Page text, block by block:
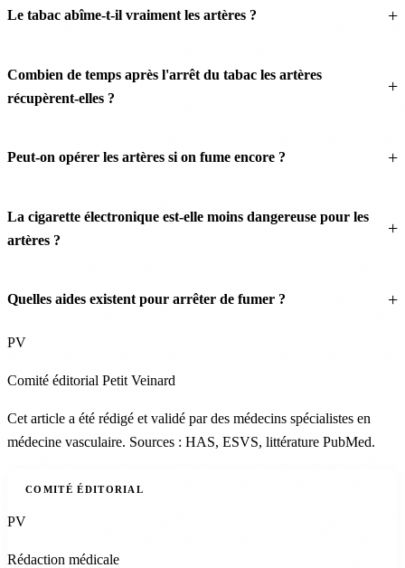
Le tabac abîme-t-il vraiment les artères ?
Combien de temps après l'arrêt du tabac les artères
récupèrent-elles ?
Peut-on opérer les artères si on fume encore ?
La cigarette électronique est-elle moins dangereuse pour les
artères ?
Quelles aides existent pour arrêter de fumer ?
PV
Comité éditorial Petit Veinard
Cet article a été rédigé et validé par des médecins spécialistes en
médecine vasculaire. Sources : HAS, ESVS, littérature PubMed.
COMITÉ ÉDITORIAL
PV
Rédaction médicale